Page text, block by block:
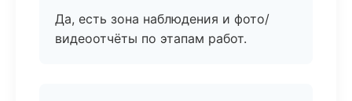
Да, есть зона наблюдения и фото/
видеоотчёты по этапам работ.